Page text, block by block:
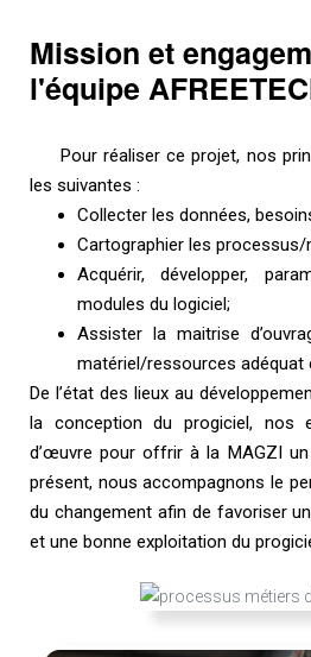
Mission et
l'équipe
Pour réaliser ce projet, nos
les suivantes :
Collecter les données,
Cartographier les
Acquérir, développer,
modules du logiciel;
Assister la maitrise
matériel/ressources adéquat
De l’état des lieux au
la conception du progiciel, nos
d’œuvre pour offrir à la MAGZI
présent, nous accompagnons le
du changement afin de favoriser
et une bonne exploitation du